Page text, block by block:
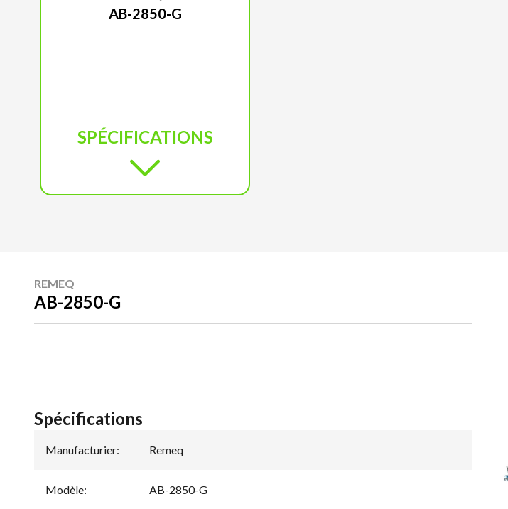
AB-2850-G
SPÉCIFICATIONS
REMEQ
AB-2850-G
Spécifications
Manufacturier: Remeq
Modèle: AB-2850-G